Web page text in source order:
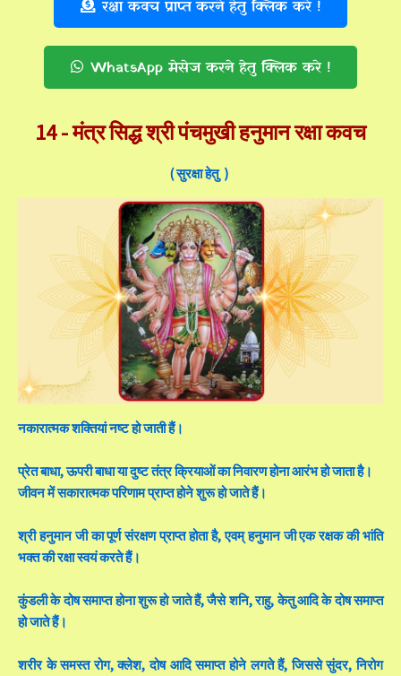
रक्षा कवच प्राप्त करने हेतु क्लिक करे !
WhatsApp मेसेज करने हेतु क्लिक करे !
14 -मंत्र सिद्ध श्री पंचमुखी हनुमान रक्षा कवच
( सुरक्षा हेतु )
नकारात्मक शक्तियां नष्ट हो जाती हैं।
प्रेत बाधा, ऊपरी बाधा या दुष्ट तंत्र क्रियाओं का निवारण होना आरंभ हो जाता है।
जीवन में सकारात्मक परिणाम प्राप्त होने शुरू हो जाते हैं।
श्री हनुमान जी का पूर्ण संरक्षण प्राप्त होता है, एवम् हनुमान जी एक रक्षक की भांति
भक्त की रक्षा स्वयं करते हैं।
कुंडली के दोष समाप्त होना शुरू हो जाते हैं, जैसे शनि, राहु, केतु आदि के दोष समाप्त
हो जाते हैं।
शरीर के समस्त रोग, क्लेश, दोष आदि समाप्त होने लगते हैं, जिससे सुंदर, निरोग